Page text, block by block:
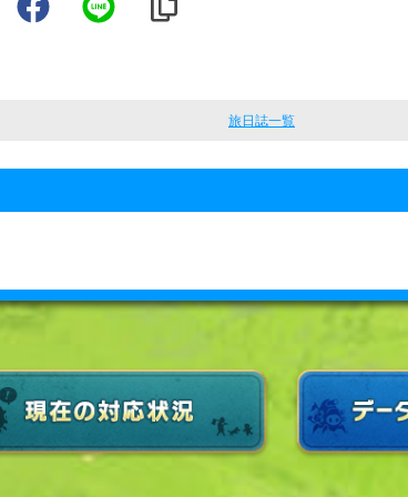
旅日誌一覧